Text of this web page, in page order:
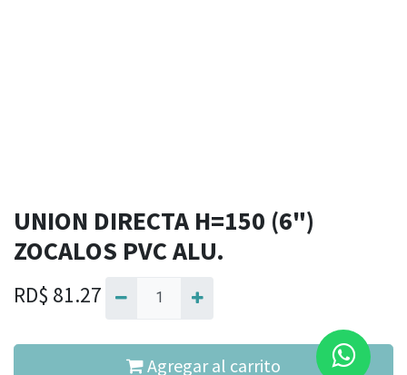
UNION DIRECTA H=150 (6")
ZOCALOS PVC ALU.
RD$ 81.27
Agregar al carrito